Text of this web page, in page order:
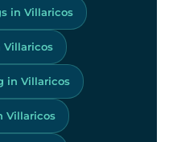
in Villaricos
Villaricos
in Villaricos
Villaricos